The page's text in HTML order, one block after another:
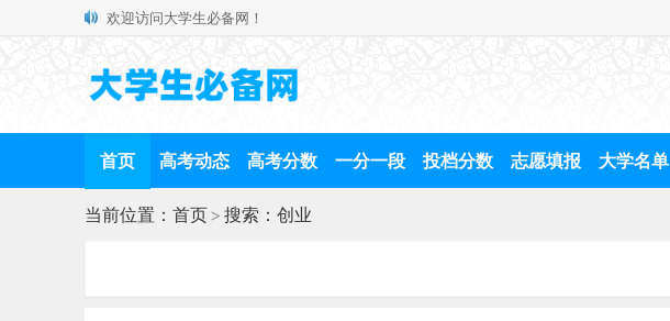
欢迎访问大学生必备网！
首页 高考动态 高考分数 一分一段 投档分数 志愿填报 大学名单
当前位置： 首页> 搜索：创业